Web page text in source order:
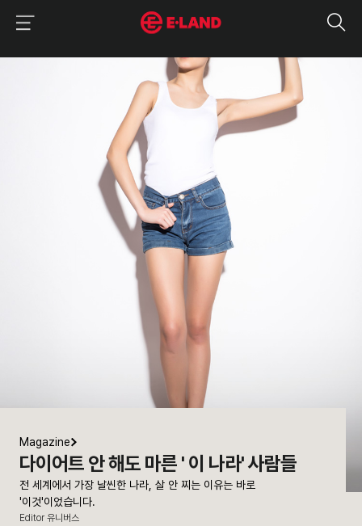
매거진 상세보기
Magazine
다이어트 안 해도 마른 ' 이 나라' 사람들
전 세계에서 가장 날씬한 나라, 살 안 찌는 이유는 바로
'이것'이었습니다.
Editor 유니버스